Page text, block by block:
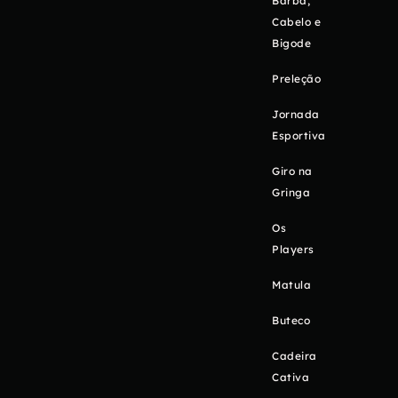
Cabelo e
Bigode
Preleção
Jornada
Esportiva
Giro na
Gringa
Os
Players
Matula
Buteco
Cadeira
Cativa